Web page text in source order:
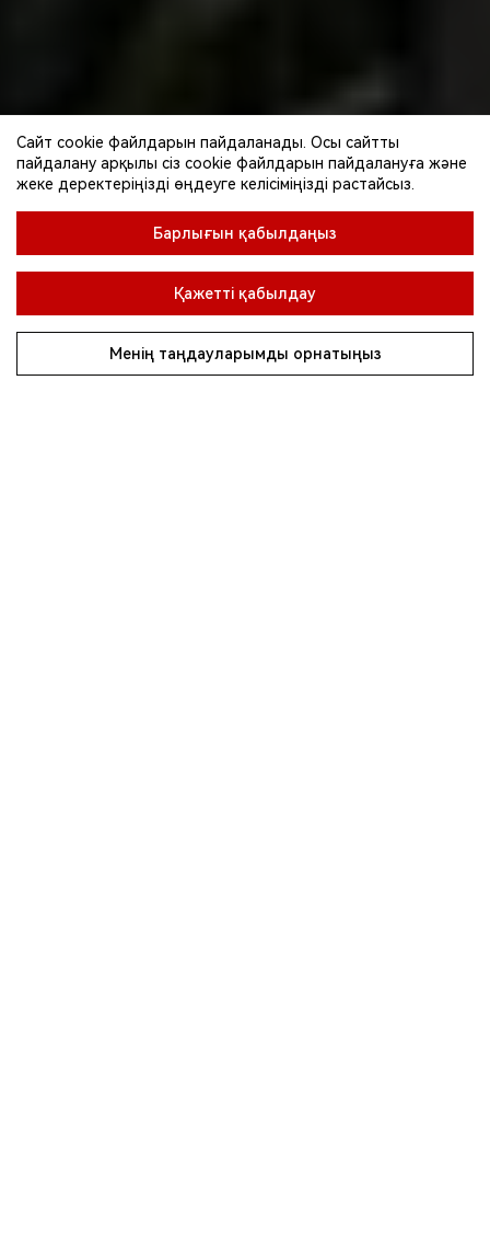
Прайс-лист Өтінім қалдыру
Сайт cookie файлдарын пайдаланады. Осы сайтты
пайдалану арқылы сіз cookie файлдарын пайдалануға және
жеке деректеріңізді өңдеуге келісіміңізді растайсыз.
Барлығын қабылдаңыз
Қажетті қабылдау
Менің таңдауларымды орнатыңыз